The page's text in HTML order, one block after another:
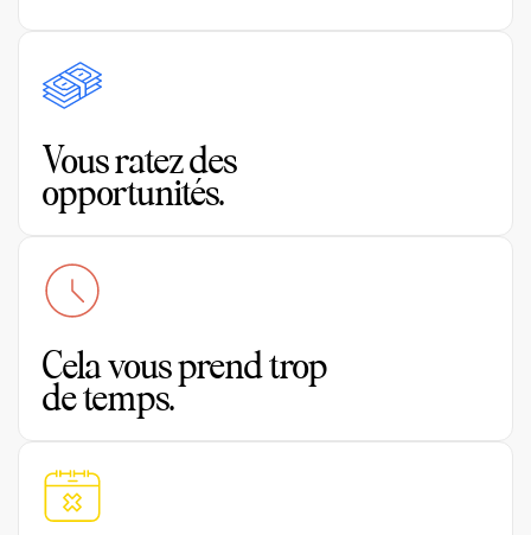
Vous ratez des
opportunités.
Cela vous prend trop
de temps.